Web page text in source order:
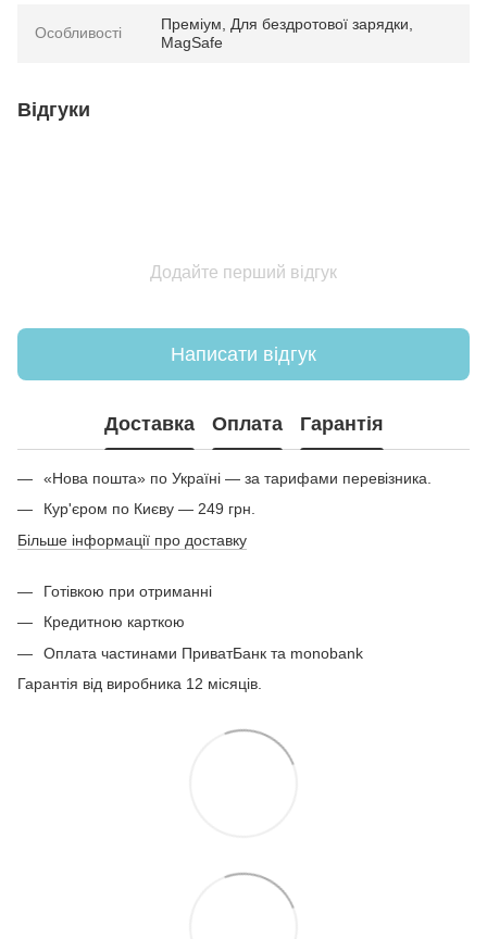
Особливості
Преміум, Для бездротової зарядки,
MagSafe
Відгуки
Додайте перший відгук
Написати відгук
Доставка Оплата Гарантія
«Нова пошта» по Україні — за тарифами перевізника.
Кур'єром по Києву — 249 грн.
Більше інформації про доставку
Готівкою при отриманні
Кредитною карткою
Оплата частинами ПриватБанк та monobank
Гарантія від виробника 12 місяців.